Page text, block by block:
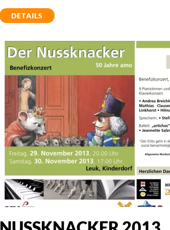
DETAILS